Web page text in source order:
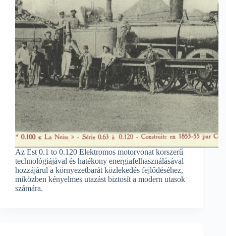
Az Est 0.1 to 0.120 Elektromos motorvonat korszerű
technológiájával és hatékony energiafelhasználásával
hozzájárul a környezetbarát közlekedés fejlődéséhez,
miközben kényelmes utazást biztosít a modern utasok
számára.